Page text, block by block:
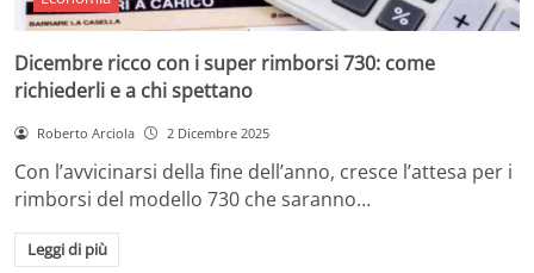
Dicembre ricco con i super rimborsi 730: come
richiederli e a chi spettano
Roberto Arciola 2 Dicembre 2025
Con l’avvicinarsi della fine dell’anno, cresce l’attesa per i
rimborsi del modello 730 che saranno…
Leggi di più